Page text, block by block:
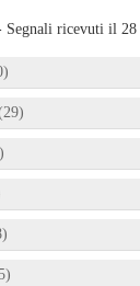
Segnali ricevuti il 28